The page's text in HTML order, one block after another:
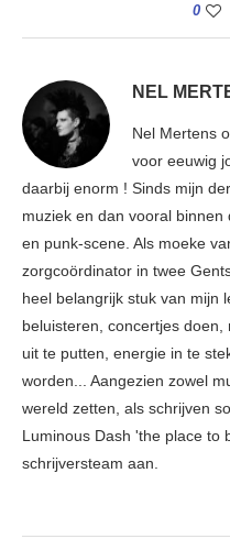
0
NEL
Nel Mertens
voor eeuwig
daarbij enorm ! Sinds mijn
muziek en dan vooral
en punk-scene. Als moeke
zorgcoördinator in twee
heel belangrijk stuk van mijn
beluisteren, concertjes
uit te putten, energie in te
worden... Aangezien zowel
wereld zetten, als schrijven
Luminous Dash 'the place to
schrijversteam aan.